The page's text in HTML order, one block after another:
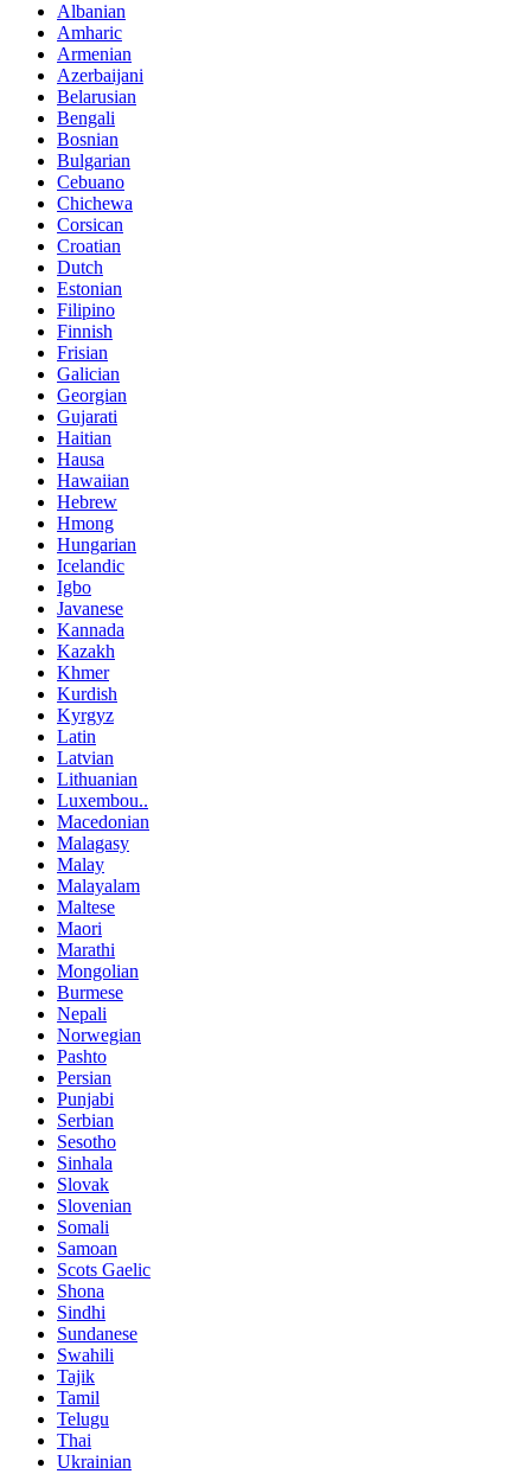
Albanian
Amharic
Armenian
Azerbaijani
Belarusian
Bengali
Bosnian
Bulgarian
Cebuano
Chichewa
Corsican
Croatian
Dutch
Estonian
Filipino
Finnish
Frisian
Galician
Georgian
Gujarati
Haitian
Hausa
Hawaiian
Hebrew
Hmong
Hungarian
Icelandic
Igbo
Javanese
Kannada
Kazakh
Khmer
Kurdish
Kyrgyz
Latin
Latvian
Lithuanian
Luxembou..
Macedonian
Malagasy
Malay
Malayalam
Maltese
Maori
Marathi
Mongolian
Burmese
Nepali
Norwegian
Pashto
Persian
Punjabi
Serbian
Sesotho
Sinhala
Slovak
Slovenian
Somali
Samoan
Scots Gaelic
Shona
Sindhi
Sundanese
Swahili
Tajik
Tamil
Telugu
Thai
Ukrainian